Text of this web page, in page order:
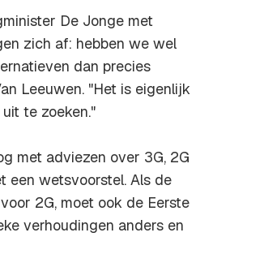
De Jonge met
zich af: hebben we wel
dan precies
Leeuwen. "Het is eigenlijk
te zoeken."
met adviezen over 3G, 2G
een wetsvoorstel. Als de
2G, moet ook de Eerste
verhoudingen anders en